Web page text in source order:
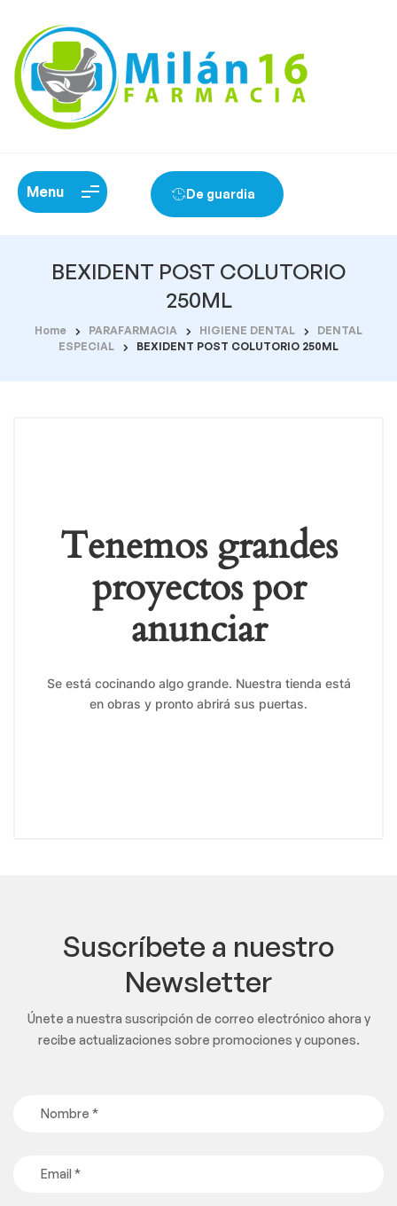
Menu De guardia
BEXIDENT POST COLUTORIO
250ML
Home PARAFARMACIA HIGIENE DENTAL
DENTAL
ESPECIAL
BEXIDENT POST COLUTORIO 250ML
Tenemos grandes
proyectos por
anunciar
Se está cocinando algo grande. Nuestra tienda está
en obras y pronto abrirá sus puertas.
Suscríbete a nuestro
Newsletter
Únete a nuestra suscripción de correo electrónico ahora y
recibe actualizaciones sobre promociones y cupones.